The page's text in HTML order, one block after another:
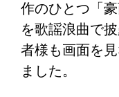
作のひとつ「
を歌謡浪曲で
者様も画面を
ました。